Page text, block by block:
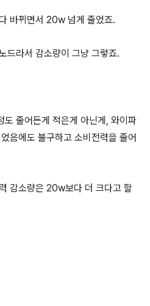
바뀌면서 20w 넘게 줄었죠.
드라서 감소량이 그냥 그렇죠.
줄어든게 적은게 아닌게, 와이파
음에도 불구하고 소비전력을 줄어
감소량은 20w보다 더 크다고 할